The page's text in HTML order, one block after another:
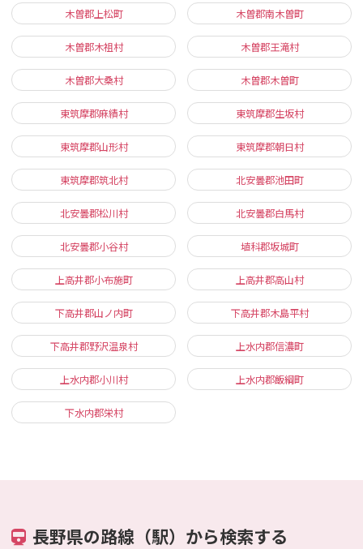
木曽郡上松町 木曽郡南木曽町
木曽郡木祖村 木曽郡王滝村
木曽郡大桑村 木曽郡木曽町
東筑摩郡麻績村 東筑摩郡生坂村
東筑摩郡山形村 東筑摩郡朝日村
東筑摩郡筑北村 北安曇郡池田町
北安曇郡松川村 北安曇郡白馬村
北安曇郡小谷村 埴科郡坂城町
上高井郡小布施町 上高井郡高山村
下高井郡山ノ内町 下高井郡木島平村
下高井郡野沢温泉村 上水内郡信濃町
上水内郡小川村 上水内郡飯綱町
下水内郡栄村
長野県の路線（駅）から検索する